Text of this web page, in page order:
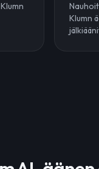
Klumn